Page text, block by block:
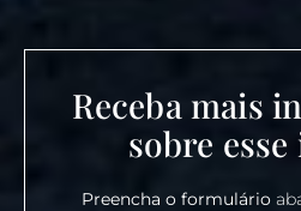
Receba mais
sobre
Preencha o formulário